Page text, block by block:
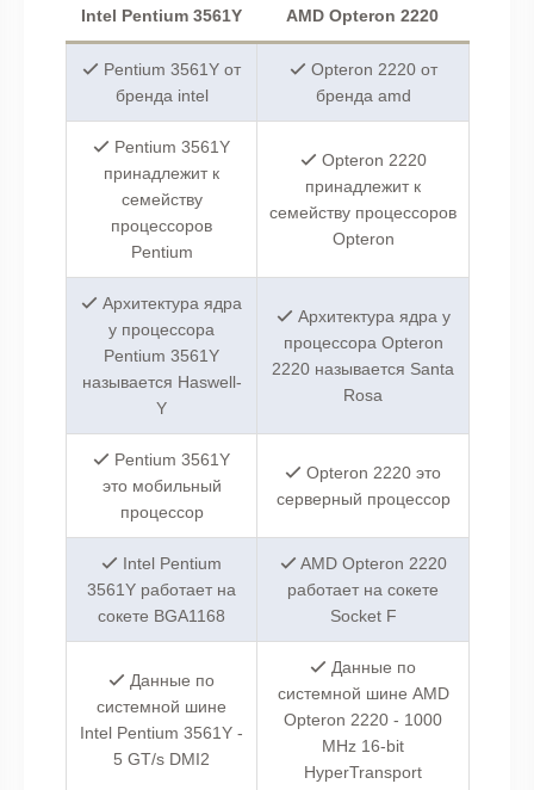
Intel Pentium 3561Y AMD Opteron 2220
Pentium 3561Y от
бренда intel
Opteron 2220 от
бренда amd
Pentium 3561Y
принадлежит к
семейству
процессоров
Pentium
Opteron 2220
принадлежит к
семейству процессоров
Opteron
Архитектура ядра
у процессора
Pentium 3561Y
называется Haswell-
Y
Архитектура ядра у
процессора Opteron
2220 называется Santa
Rosa
Pentium 3561Y
это мобильный
процессор
Opteron 2220 это
серверный процессор
Intel Pentium
3561Y работает на
сокете BGA1168
AMD Opteron 2220
работает на сокете
Socket F
Данные по
системной шине
Intel Pentium 3561Y -
5 GT/s DMI2
Данные по
системной шине AMD
Opteron 2220 - 1000
MHz 16-bit
HyperTransport